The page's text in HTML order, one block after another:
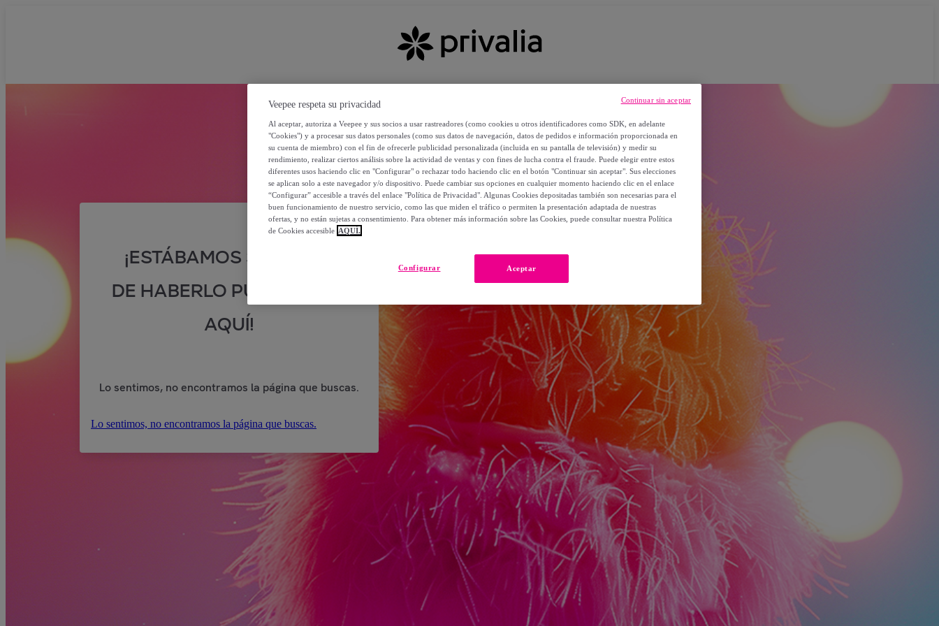
¡ESTÁBAMOS SEGUROS
DE HABERLO PUESTO POR
AQUÍ!
Lo sentimos, no encontramos la página que buscas.
Lo sentimos, no encontramos la página que buscas.
Veepee respeta su privacidad
Al aceptar, autoriza a Veepee y sus socios a usar rastreadores (como cookies u otros identificadores como SDK, en adelante
"Cookies") y a procesar sus datos personales (como sus datos de navegación, datos de pedidos e información proporcionada en
su cuenta de miembro) con el fin de ofrecerle publicidad personalizada (incluida en su pantalla de televisión) y medir su
rendimiento, realizar ciertos análisis sobre la actividad de ventas y con fines de lucha contra el fraude. Puede elegir entre estos
diferentes usos haciendo clic en "Configurar" o rechazar todo haciendo clic en el botón "Continuar sin aceptar". Sus elecciones
se aplican solo a este navegador y/o dispositivo. Puede cambiar sus opciones en cualquier momento haciendo clic en el enlace
“Configurar” accesible a través del enlace "Política de Privacidad". Algunas Cookies depositadas también son necesarias para el
buen funcionamiento de nuestro servicio, como las que miden el tráfico o permiten la presentación adaptada de nuestras
ofertas, y no están sujetas a consentimiento. Para obtener más información sobre las Cookies, puede consultar nuestra Política
de Cookies accesible AQUÍ.
Aceptar
Configurar
Continuar sin aceptar